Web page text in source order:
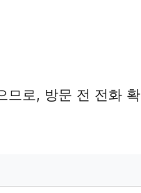
로, 방문 전 전화